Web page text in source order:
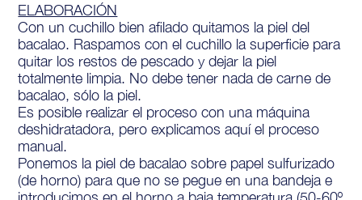
ELABORACIÓN
Con un cuchillo bien afilado quitamos la piel del
bacalao. Raspamos con el cuchillo la superficie para
quitar los restos de pescado y dejar la piel
totalmente limpia. No debe tener nada de carne de
bacalao, sólo la piel.
Es posible realizar el proceso con una máquina
deshidratadora, pero explicamos aquí el proceso
manual.
Ponemos la piel de bacalao sobre papel sulfurizado
(de horno) para que no se pegue en una bandeja e